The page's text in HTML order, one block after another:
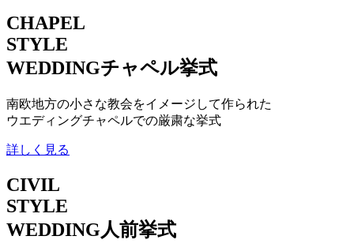
CHAPEL
STYLE
WEDDINGチャペル挙式
南欧地方の小さな教会をイメージして作られた
ウエディングチャペルでの厳粛な挙式
詳しく見る
CIVIL
STYLE
WEDDING人前挙式